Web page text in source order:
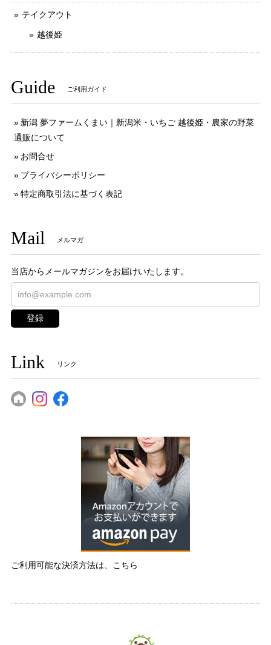
テイクアウト
越後姫
Guide ご利用ガイド
新潟 夢ファームくまい｜新潟米・いちご 越後姫・農家の野菜
通販について
お問合せ
プライバシーポリシー
特定商取引法に基づく表記
Mail メルマガ
当店からメールマガジンをお届けいたします。
登録
Link リンク
ご利用可能な決済方法は、こちら